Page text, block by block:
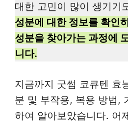
대한 고민이 많이 생기기
성분에 대한 정보를 확인
성분을 찾아가는 과정에
니다.
지금까지 굿썸 코큐텐 효
분 및 부작용, 복용 방법,
하여 알아보았습니다. 어